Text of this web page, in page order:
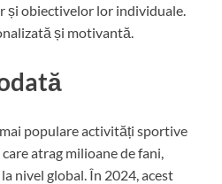
și obiectivelor lor individuale.
și motivantă.
populare activități sportive
atrag milioane de fani,
nivel global. În 2024, acest